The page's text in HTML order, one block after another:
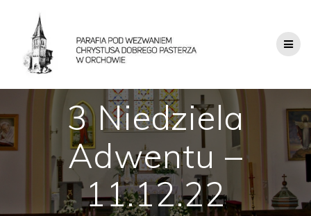
3 Niedziela
Adwentu –
11.12.22